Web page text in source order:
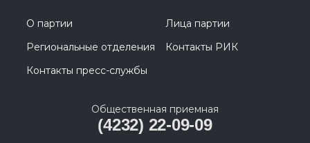
О партии
Лица партии
Региональные отделения
Контакты РИК
Контакты пресс-службы
Общественная приемная
(4232) 22-09-09